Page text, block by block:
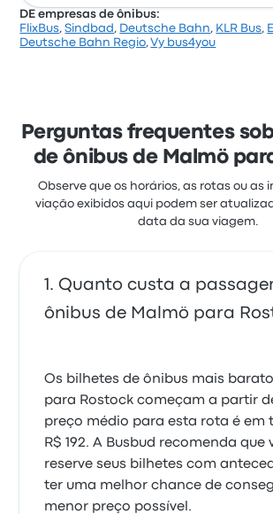
DE empresas de ônibus:
FlixBus,Sindbad , Deutsche Bahn, KLR Bus,
Deutsche Bahn Regio,Vy bus4you
Perguntas frequentes
de ônibus de Malmö
Observe que os horários, as rotas ou as
viação exibidos aqui podem ser
data da sua viagem.
Quanto custa a
ônibus de Malmö para
Os bilhetes de ônibus mais
para Rostock começam a partir
preço médio para esta rota é em
R$ 192. A Busbud recomenda que
reserve seus bilhetes com
ter uma melhor chance de
menor preço possível.